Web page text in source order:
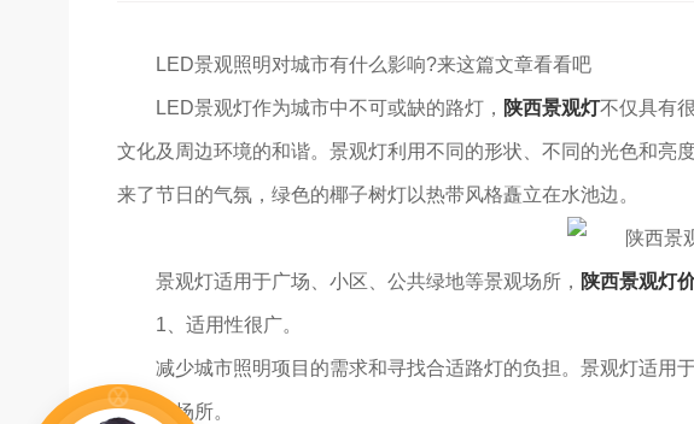
LED景观照明对城市有什么影响?来这篇文章看看吧
LED景观灯作为城市中不可或缺的路灯， 陕西景观灯不仅具有
文化及周边环境的和谐。景观灯利用不同的形状、不同的光色和亮
来了节日的气氛，绿色的椰子树灯以热带风格矗立在水池边。
景观灯适用于广场、小区、公共绿地等景观场所， 陕西景观灯
1、适用性很广。
减少城市照明项目的需求和寻找合适路灯的负担。景观灯适用
等诸多场所。